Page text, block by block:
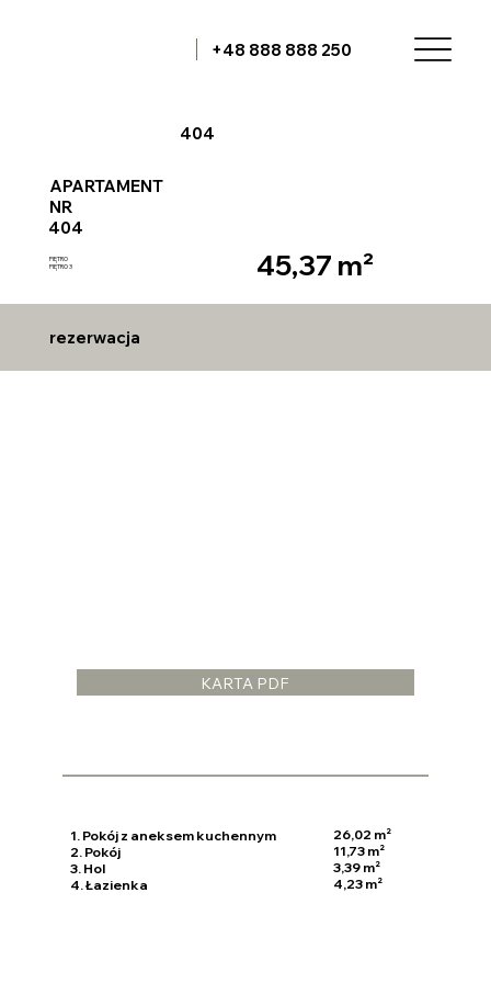
+48 888 888 250
404
45,37 m²
PIĘTRO 3
PIĘTRO
404
APARTAMENT
NR
rezerwacja
1. Pokój z aneksem kuchennym
2. Pokój
3. Hol
4. Łazienka
26,02 m²
11,73 m²
3,39 m²
4,23 m²
KARTA PDF